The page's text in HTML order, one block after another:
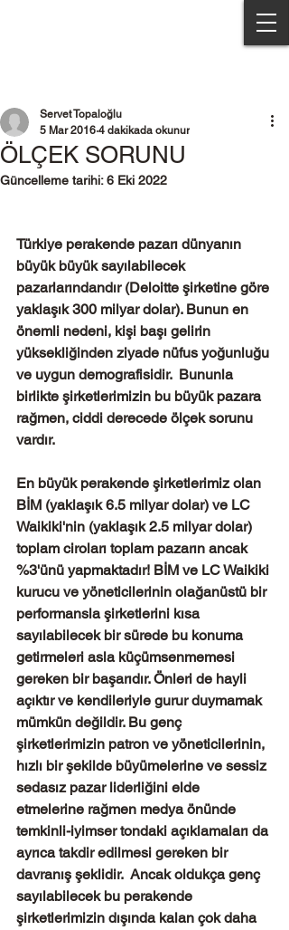
ÖLÇEK SORUNU
Servet Topaloğlu
5 Mar 2016 4 dakikada okunur
Güncelleme tarihi:6 Eki 2022
Türkiye perakende pazarı dünyanın
büyük büyük sayılabilecek
pazarlarındandır (Deloitte şirketine göre
yaklaşık 300 milyar dolar). Bunun en
önemli nedeni, kişi başı gelirin
yüksekliğinden ziyade nüfus yoğunluğu
ve uygun demografisidir.  Bununla
birlikte şirketlerimizin bu büyük pazara
rağmen, ciddi derecede ölçek sorunu
vardır.
En büyük perakende şirketlerimiz olan
BİM (yaklaşık 6.5 milyar dolar) ve LC
Waikiki'nin (yaklaşık 2.5 milyar dolar)
toplam ciroları toplam pazarın ancak
%3'ünü yapmaktadır! BİM ve LC Waikiki
kurucu ve yöneticilerinin olağanüstü bir
performansla şirketlerini kısa
sayılabilecek bir sürede bu konuma
getirmeleri asla küçümsenmemesi
gereken bir başarıdır. Önleri de hayli
açıktır ve kendileriyle gurur duymamak
mümkün değildir. Bu genç
şirketlerimizin patron ve yöneticilerinin,
hızlı bir şekilde büyümelerine ve sessiz
sedasız pazar liderliğini elde
etmelerine rağmen medya önünde
temkinli-iyimser tondaki açıklamaları da
ayrıca takdir edilmesi gereken bir
davranış şeklidir.  Ancak oldukça genç
sayılabilecek bu perakende
şirketlerimizin dışında kalan çok daha